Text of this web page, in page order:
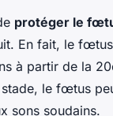
protéger le
En fait, le
à partir de la
le fœtus
sons soudains.